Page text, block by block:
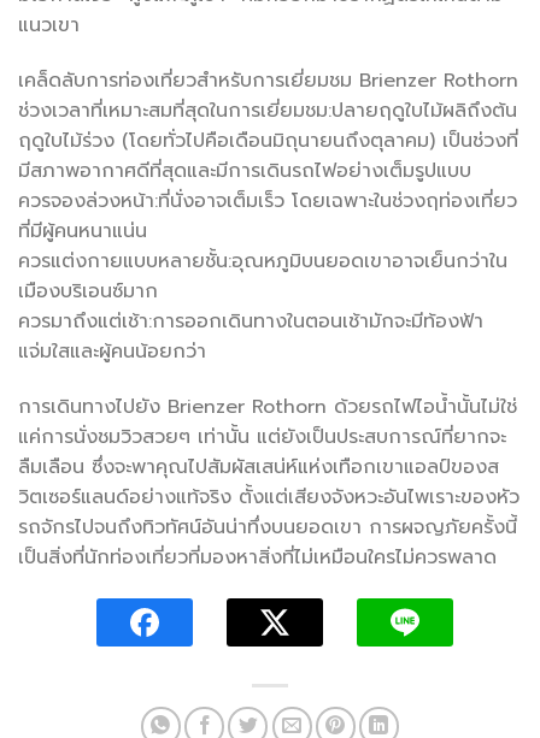
แนวเขา
เคล็ดลับการท่องเที่ยวสำหรับการเยี่ยมชม Brienzer Rothorn
ช่วงเวลาที่เหมาะสมที่สุดในการเยี่ยมชม:ปลายฤดูใบไม้ผลิถึงต้น
ฤดูใบไม้ร่วง (โดยทั่วไปคือเดือนมิถุนายนถึงตุลาคม) เป็นช่วงที่
มีสภาพอากาศดีที่สุดและมีการเดินรถไฟอย่างเต็มรูปแบบ
ควรจองล่วงหน้า:ที่นั่งอาจเต็มเร็ว โดยเฉพาะในช่วงฤท่องเที่ยว
ที่มีผู้คนหนาแน่น
ควรแต่งกายแบบหลายชั้น:อุณหภูมิบนยอดเขาอาจเย็นกว่าใน
เมืองบริเอนซ์มาก
ควรมาถึงแต่เช้า:การออกเดินทางในตอนเช้ามักจะมีท้องฟ้า
แจ่มใสและผู้คนน้อยกว่า
การเดินทางไปยัง Brienzer Rothorn ด้วยรถไฟไอน้ำนั้นไม่ใช่
แค่การนั่งชมวิวสวยๆ เท่านั้น แต่ยังเป็นประสบการณ์ที่ยากจะ
ลืมเลือน ซึ่งจะพาคุณไปสัมผัสเสน่ห์แห่งเทือกเขาแอลป์ของส
วิตเซอร์แลนด์อย่างแท้จริง ตั้งแต่เสียงจังหวะอันไพเราะของหัว
รถจักรไปจนถึงทิวทัศน์อันน่าทึ่งบนยอดเขา การผจญภัยครั้งนี้
เป็นสิ่งที่นักท่องเที่ยวที่มองหาสิ่งที่ไม่เหมือนใครไม่ควรพลาด